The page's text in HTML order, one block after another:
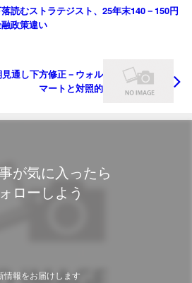
読むストラテジスト、25年末140－150円
政策違い
通し下方修正－ウォル
マートと対照的
が気に入ったら
ローしよう
情報をお届けします